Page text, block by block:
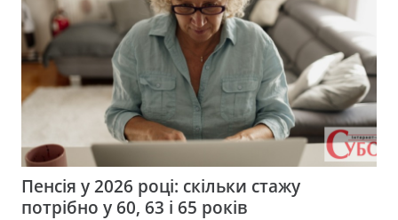
Пенсія у 2026 році: скільки стажу
потрібно у 60, 63 і 65 років